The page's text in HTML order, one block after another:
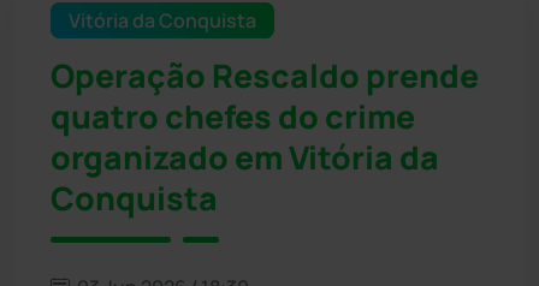
Vitória da Conquista
Operação Rescaldo prende
quatro chefes do crime
organizado em Vitória da
Conquista